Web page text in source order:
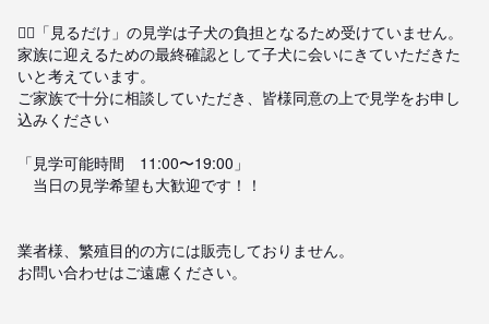
🙇‍♀️「見るだけ」の見学は子犬の負担となるため受けていません。
家族に迎えるための最終確認として子犬に会いにきていただきた
いと考えています。
ご家族で十分に相談していただき、皆様同意の上で見学をお申し
込みください
「見学可能時間　11:00〜19:00」
当日の見学希望も大歓迎です！！
業者様、繁殖目的の方には販売しておりません。
お問い合わせはご遠慮ください。